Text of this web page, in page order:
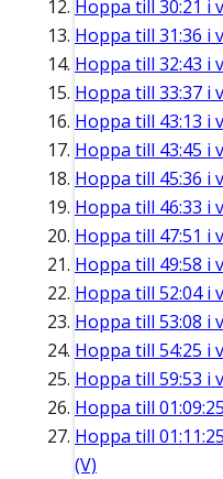
Hoppa till 30:21 i
Hoppa till 31:36 i
Hoppa till 32:43 i
Hoppa till 33:37 i
Hoppa till 43:13 i
Hoppa till 43:45 i
Hoppa till 45:36 i
Hoppa till 46:33 i
Hoppa till 47:51 i
Hoppa till 49:58 i
Hoppa till 52:04i
Hoppa till 53:08 i
Hoppa till 54:25 i
Hoppa till 59:53 i
Hoppa till 01:09:25
Hoppa till 01:11:25
(V)